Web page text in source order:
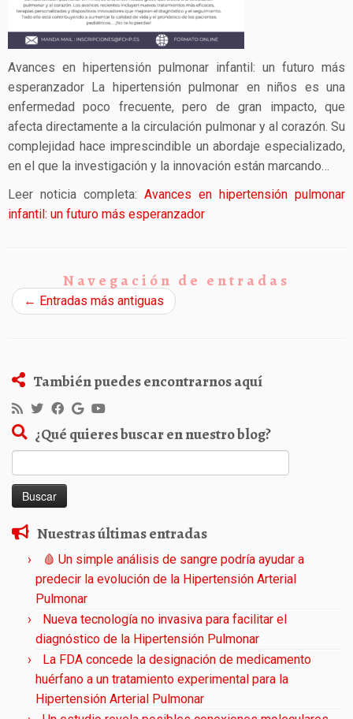
Avances en hipertensión pulmonar infantil: un futuro más
esperanzador La hipertensión pulmonar en niños es una
enfermedad poco frecuente, pero de gran impacto, que
afecta directamente a la circulación pulmonar y al corazón. Su
complejidad hace imprescindible un abordaje especializado,
en el que la investigación y la innovación están marcando…
Leer noticia completa: Avances en hipertensión pulmonar
infantil: un futuro más esperanzador
Navegación de entradas
← Entradas más antiguas
También puedes encontrarnos aquí
¿Qué quieres buscar en nuestro blog?
Nuestras últimas entradas
🩸 Un simple análisis de sangre podría ayudar a
predecir la evolución de la Hipertensión Arterial
Pulmonar
Nueva tecnología no invasiva para facilitar el
diagnóstico de la Hipertensión Pulmonar
La FDA concede la designación de medicamento
huérfano a un tratamiento experimental para la
Hipertensión Arterial Pulmonar